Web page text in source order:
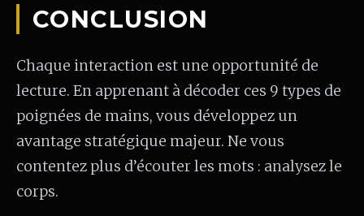
CONCLUSION
Chaque interaction est une opportunité de
lecture. En apprenant à décoder ces 9 types de
poignées de mains, vous développez un
avantage stratégique majeur. Ne vous
contentez plus d’écouter les mots : analysez le
corps.